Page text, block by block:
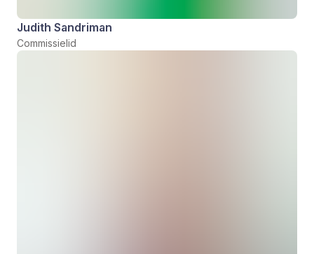
Judith Sandriman
Commissielid